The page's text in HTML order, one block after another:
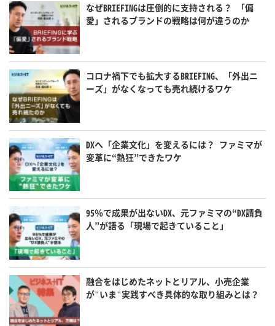
なぜBRIEFINGは圧倒的に支持される？ 「偏
愛」されるブランドの戦略は何が違うのか
コロナ禍下でも拡大するBRIEFING、「外出ニ
ーズ」がなくなっても売れ続けるワケ
DXへ「企業文化」を変えるには？ ファミマが
変革に“熱狂”できたワケ
95％で成果が出ないDX、元ファミマの“DX請負
人”が語る「現場で起きていること」
融合をはじめたネットとリアル、小売企業
が"いま"実践すべき具体的な取り組みとは？